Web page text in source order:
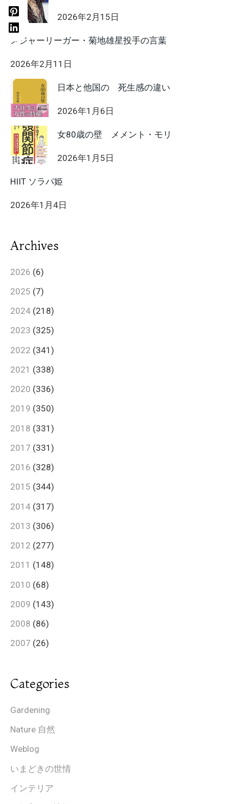
2026年2月15日
メジャーリーガー・菊地雄星投手の言葉
2026年2月11日
日本と他国の 死生感の違い
2026年1月6日
女80歳の壁 メメント・モリ
2026年1月5日
HIIT ソラパ姫
2026年1月4日
Archives
2026 (6)
2025 (7)
2024 (218)
2023 (325)
2022 (341)
2021 (338)
2020 (336)
2019 (350)
2018 (331)
2017 (331)
2016 (328)
2015 (344)
2014 (317)
2013 (306)
2012 (277)
2011 (148)
2010 (68)
2009 (143)
2008 (86)
2007 (26)
Categories
Gardening
Nature 自然
Weblog
いまどきの世情
インテリア